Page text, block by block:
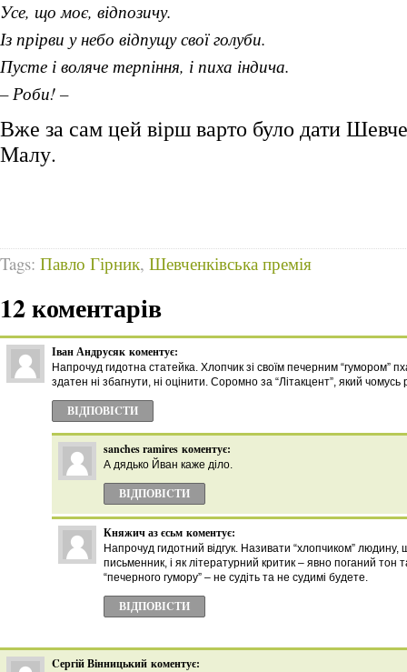
Усе, що моє, відпозичу.
Із прірви у небо відпущу свої голуби.
Пусте і воляче терпіння, і пиха індича.
– Роби! –
Вже за сам цей вірш варто було дати
Малу.
Tags: Павло Гірник, Шевченківська премія
12 коментарів
Іван Андрусяк коментує:
Напрочуд гидотна статейка. Хлопчик зі своїм печерним “гумором”
здатен ні збагнути, ні оцінити. Соромно за “Літакцент”, який
ВІДПОВІCТИ
sanches ramires коментує:
А дядько Йван каже діло.
ВІДПОВІCТИ
Княжич аз єсьм коментує:
Напрочуд гидотний відгук. Називати “хлопчиком”
письменник, і як літературний критик – явно поганий тон
“печерного гумору” – не судіть та не судимі будете.
ВІДПОВІCТИ
Cергій Вінницький коментує: